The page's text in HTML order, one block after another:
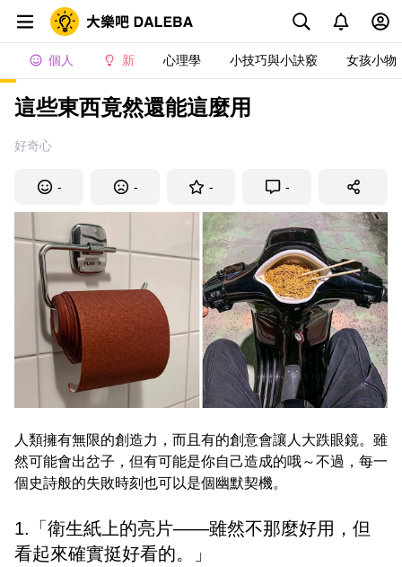
個人 新 心理學 小技巧與小訣竅 女孩小物
這些東西竟然還能這麼用
好奇心
- - - -
人類擁有無限的創造力，而且有的創意會讓人大跌眼鏡。雖
然可能會出岔子，但有可能是你自己造成的哦～不過，每一
個史詩般的失敗時刻也可以是個幽默契機。
1.「衛生紙上的亮片——雖然不那麼好用，但
看起來確實挺好看的。」